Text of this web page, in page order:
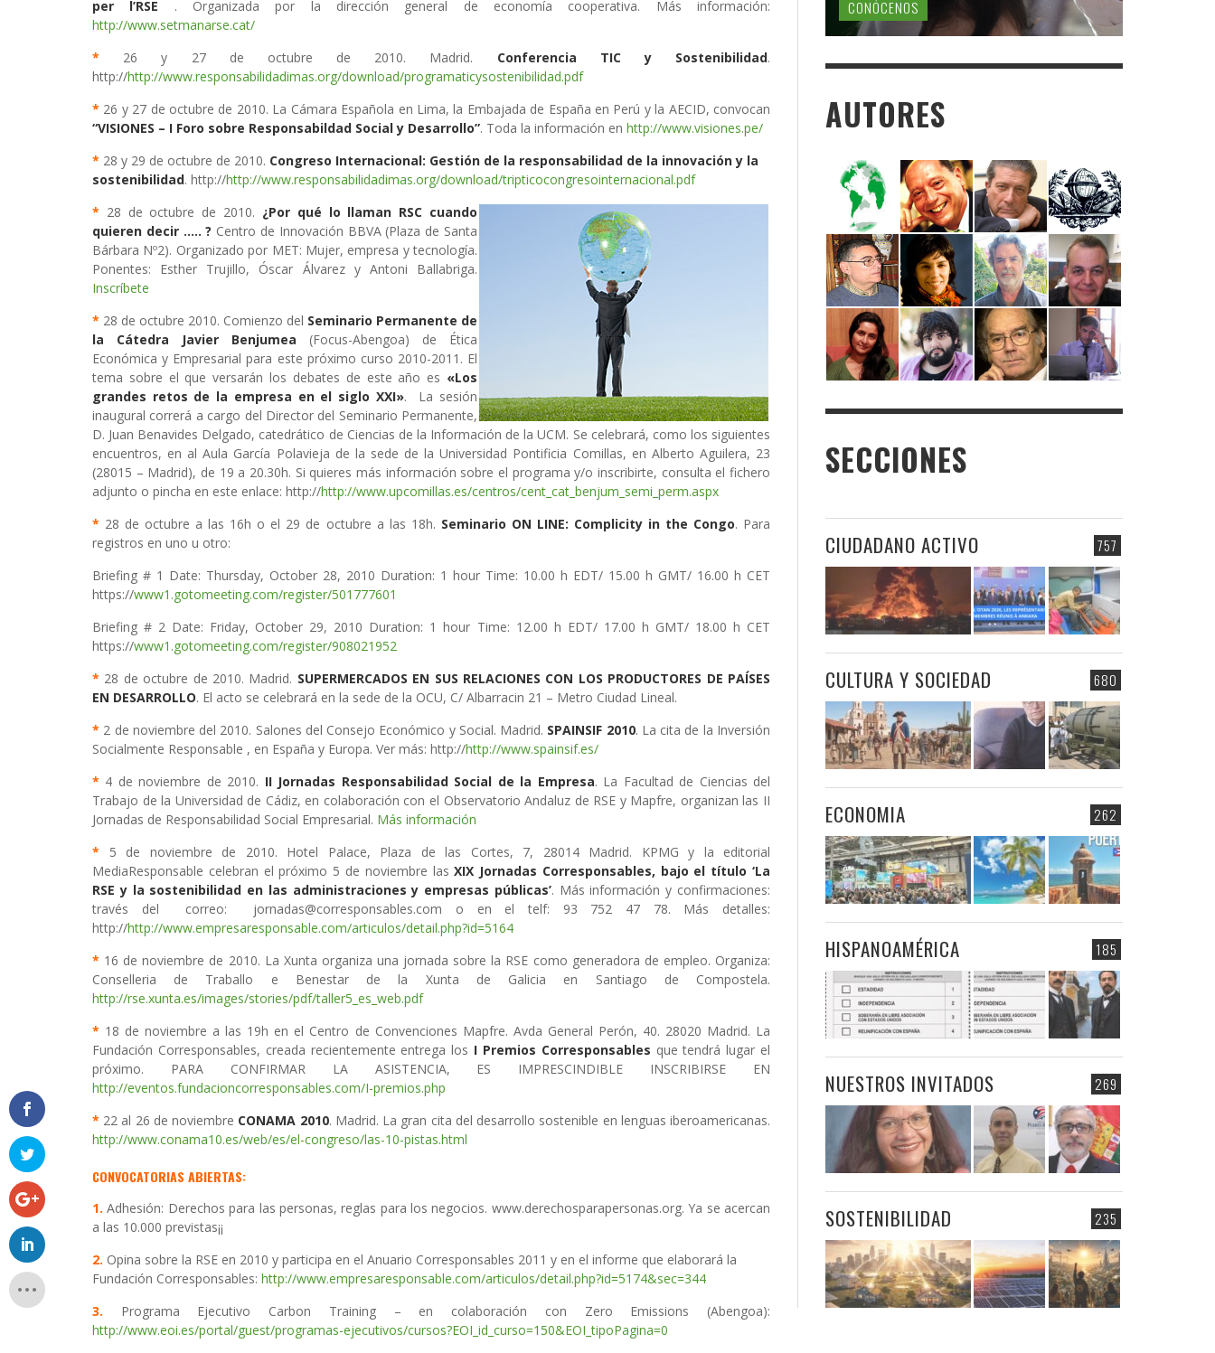
per l’RSE . Organizada por la dirección general de economía cooperativa. Más información:
http://www.setmanarse.cat/
* 26 y 27 de octubre de 2010. Madrid. Conferencia TIC y Sostenibilidad.
http://http://www.responsabilidadimas.org/download/programaticysostenibilidad.pdf
* 26 y 27 de octubre de 2010. La Cámara Española en Lima, la Embajada de España en Perú y la AECID, convocan
“VISIONES – I Foro sobre Responsabildad Social y Desarrollo”. Toda la información en http://www.visiones.pe/
* 28 y 29 de octubre de 2010. Congreso Internacional: Gestión de la responsabilidad de la innovación y la
sostenibilidad. http://http://www.responsabilidadimas.org/download/tripticocongresointernacional.pdf
* 28 de octubre de 2010. ¿Por qué lo llaman RSC cuando
quieren decir ….. ? Centro de Innovación BBVA (Plaza de Santa
Bárbara Nº2). Organizado por MET: Mujer, empresa y tecnología.
Ponentes: Esther Trujillo, Óscar Álvarez y Antoni Ballabriga.
Inscríbete
* 28 de octubre 2010. Comienzo del Seminario Permanente de
la Cátedra Javier Benjumea (Focus-Abengoa) de Ética
Económica y Empresarial para este próximo curso 2010-2011. El
tema sobre el que versarán los debates de este año es «Los
grandes retos de la empresa en el siglo XXI». La sesión
inaugural correrá a cargo del Director del Seminario Permanente,
D. Juan Benavides Delgado, catedrático de Ciencias de la Información de la UCM. Se celebrará, como los siguientes
encuentros, en al Aula García Polavieja de la sede de la Universidad Pontificia Comillas, en Alberto Aguilera, 23
(28015 – Madrid), de 19 a 20.30h. Si quieres más información sobre el programa y/o inscribirte, consulta el fichero
adjunto o pincha en este enlace: http://http://www.upcomillas.es/centros/cent_cat_benjum_semi_perm.aspx
* 28 de octubre a las 16h o el 29 de octubre a las 18h. Seminario ON LINE: Complicity in the Congo. Para
registros en uno u otro:
Briefing # 1 Date: Thursday, October 28, 2010 Duration: 1 hour Time: 10.00 h EDT/ 15.00 h GMT/ 16.00 h CET
https://www1.gotomeeting.com/register/501777601
Briefing # 2 Date: Friday, October 29, 2010 Duration: 1 hour Time: 12.00 h EDT/ 17.00 h GMT/ 18.00 h CET
https://www1.gotomeeting.com/register/908021952
* 28 de octubre de 2010. Madrid. SUPERMERCADOS EN SUS RELACIONES CON LOS PRODUCTORES DE PAÍSES
EN DESARROLLO. El acto se celebrará en la sede de la OCU, C/ Albarracin 21 – Metro Ciudad Lineal.
* 2 de noviembre del 2010. Salones del Consejo Económico y Social. Madrid. SPAINSIF 2010. La cita de la Inversión
Socialmente Responsable , en España y Europa. Ver más: http://http://www.spainsif.es/
* 4 de noviembre de 2010. II Jornadas Responsabilidad Social de la Empresa. La Facultad de Ciencias del
Trabajo de la Universidad de Cádiz, en colaboración con el Observatorio Andaluz de RSE y Mapfre, organizan las II
Jornadas de Responsabilidad Social Empresarial. Más información
* 5 de noviembre de 2010. Hotel Palace, Plaza de las Cortes, 7, 28014 Madrid. KPMG y la editorial
MediaResponsable celebran el próximo 5 de noviembre las XIX Jornadas Corresponsables, bajo el título ‘La
RSE y la sostenibilidad en las administraciones y empresas públicas’. Más información y confirmaciones:
través del correo: jornadas@corresponsables.com o en el telf: 93 752 47 78. Más detalles:
http://http://www.empresaresponsable.com/articulos/detail.php?id=5164
* 16 de noviembre de 2010. La Xunta organiza una jornada sobre la RSE como generadora de empleo. Organiza:
Conselleria de Traballo e Benestar de la Xunta de Galicia en Santiago de Compostela.
http://rse.xunta.es/images/stories/pdf/taller5_es_web.pdf
* 18 de noviembre a las 19h en el Centro de Convenciones Mapfre. Avda General Perón, 40. 28020 Madrid. La
Fundación Corresponsables, creada recientemente entrega los I Premios Corresponsables que tendrá lugar el
próximo. PARA CONFIRMAR LA ASISTENCIA, ES IMPRESCINDIBLE INSCRIBIRSE EN
http://eventos.fundacioncorresponsables.com/I-premios.php
* 22 al 26 de noviembre CONAMA 2010. Madrid. La gran cita del desarrollo sostenible en lenguas iberoamericanas.
http://www.conama10.es/web/es/el-congreso/las-10-pistas.html
CONVOCATORIAS ABIERTAS:
1.Adhesión: Derechos para las personas, reglas para los negocios. www.derechosparapersonas.org. Ya se acercan
a las 10.000 previstas¡¡
2. Opina sobre la RSE en 2010 y participa en el Anuario Corresponsables 2011 y en el informe que elaborará la
Fundación Corresponsables: http://www.empresaresponsable.com/articulos/detail.php?id=5174&sec=344
3. Programa Ejecutivo Carbon Training – en colaboración con Zero Emissions (Abengoa):
http://www.eoi.es/portal/guest/programas-ejecutivos/cursos?EOI_id_curso=150&EOI_tipoPagina=0
CONÓCENOS
AUTORES
SECCIONES
757
CIUDADANO ACTIVO
680
CULTURA Y SOCIEDAD
262
ECONOMIA
185
HISPANOAMÉRICA
269
NUESTROS INVITADOS
235
SOSTENIBILIDAD